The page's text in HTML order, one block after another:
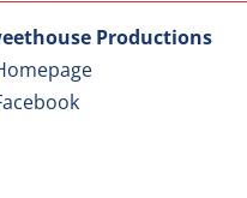
Productions